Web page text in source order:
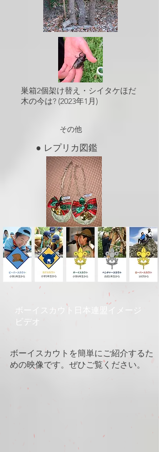
​巣箱2個架け替え・シイタケほだ
木の今は? (2023年1月)
​その他
​● レプリカ図鑑
​ボーイスカウト日本連盟イメージ
ビデオ
​ボーイスカウトを簡単にご紹介するた
めの映像です。ぜひご覧ください。